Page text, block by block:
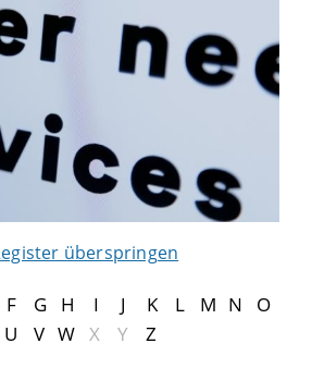
überspringen
F G H I J K L M N
O
U V W X Y Z